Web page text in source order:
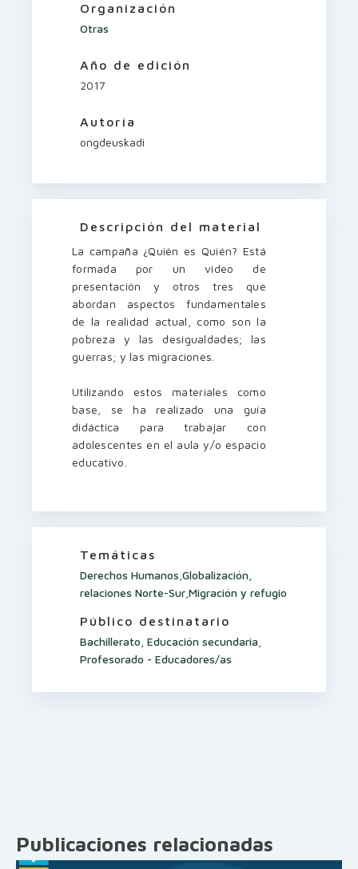
Organización
Otras
Año de edición
2017
Autoría
ongdeuskadi
Descripción del material
La campaña ¿Quién es Quién? Está
formada por un video de
presentación y otros tres que
abordan aspectos fundamentales
de la realidad actual, como son la
pobreza y las desigualdades; las
guerras; y las migraciones.
Utilizando estos materiales como
base, se ha realizado una guía
didáctica para trabajar con
adolescentes en el aula y/o espacio
educativo.
Temáticas
Derechos Humanos Globalización,
relaciones Norte-Sur Migración y refugio
Público destinatario
Bachillerato Educación secundaria
Profesorado - Educadores/as
Publicaciones relacionadas